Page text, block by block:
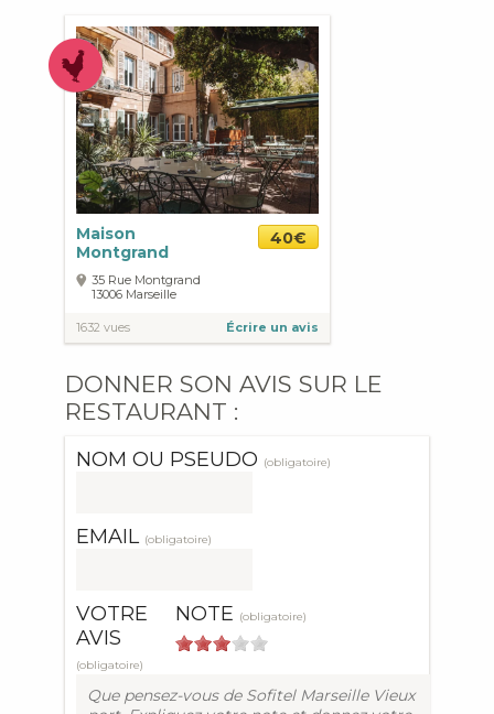
Maison
Montgrand
40€
35 Rue Montgrand
13006 Marseille
1632 vues Écrire un avis
DONNER SON AVIS SUR LE
RESTAURANT :
NOM OU PSEUDO (obligatoire)
EMAIL (obligatoire)
NOTE (obligatoire)
VOTRE
AVIS
(obligatoire)